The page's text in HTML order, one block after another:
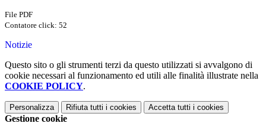
File PDF
Contatore click: 52
Notizie
Questo sito o gli strumenti terzi da questo utilizzati si avvalgono di
cookie necessari al funzionamento ed utili alle finalità illustrate nella
COOKIE POLICY.
Personalizza Rifiuta tutti i cookies Accetta tutti i cookies
Gestione cookie